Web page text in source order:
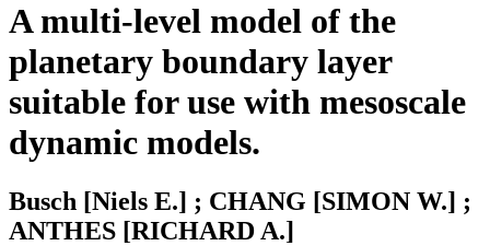
A multi-level model of the
planetary boundary layer
suitable for use with mesoscale
dynamic models.
Busch [Niels E.] ; CHANG [SIMON W.] ;
ANTHES [RICHARD A.]